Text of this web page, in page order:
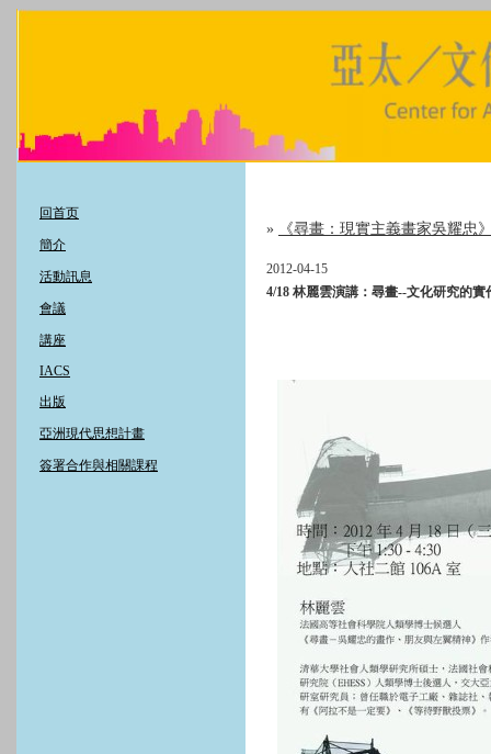
回首页
簡介
活動訊息
會議
講座
IACS
出版
亞洲現代思想計畫
簽署合作與相關課程
» 《尋畫：現實主義畫家吳耀忠
2012-04-15
4/18 林麗雲演講：尋畫--文化研究的實